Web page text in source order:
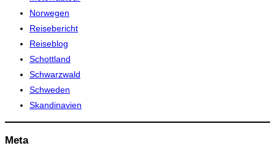
Norwegen
Reisebericht
Reiseblog
Schottland
Schwarzwald
Schweden
Skandinavien
Meta